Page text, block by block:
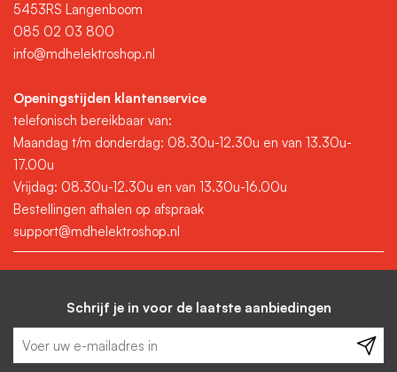
5453RS Langenboom
085 02 03 800
info@mdhelektroshop.nl
Openingstijden klantenservice
telefonisch bereikbaar van:
Maandag t/m donderdag: 08.30u-12.30u en van 13.30u-
17.00u
Vrijdag: 08.30u-12.30u en van 13.30u-16.00u
Bestellingen afhalen op afspraak
support@mdhelektroshop.nl
Schrijf je in voor de laatste aanbiedingen